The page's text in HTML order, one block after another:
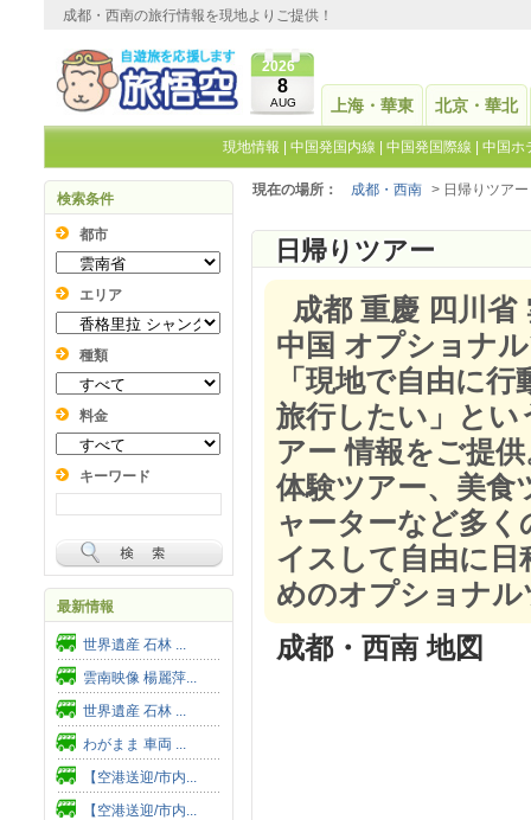
成都・西南の旅行情報を現地よりご提供！
2026
8
AUG 上海・華東 北京・華北
現地情報 中国発国内線 中国発国際線 中国ホ
検索条件
都市
エリア
種類
料金
キーワード
最新情報
世界遺産 石林 ...
雲南映像 楊麗萍...
世界遺産 石林 ...
わがまま 車両 ...
【空港送迎/市内...
【空港送迎/市内...
現在の場所： 成都・西南 > 日帰りツアー
日帰りツアー
成都 重慶 四川
中国 オプショナ
「現地で自由に
旅行したい」とい
アー 情報をご提
体験ツアー、美食
ャーターなど多
イスして自由に日
めのオプショナ
成都・西南 地図